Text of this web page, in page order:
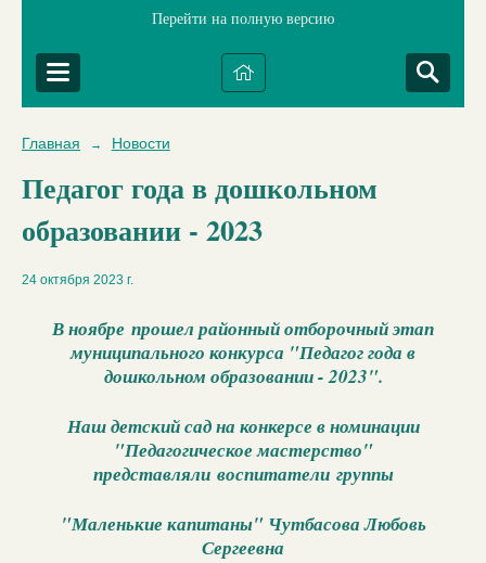
Перейти на полную версию
Главная → Новости
Педагог года в дошкольном
образовании - 2023
24 октября 2023 г.
В ноябре прошел районный отборочный этап
муниципального конкурса "Педагог года в
дошкольном образовании - 2023".
Наш детский сад на конкерсе в номинации
"Педагогическое мастерство"
представляли воспитатели группы
"Маленькие капитаны" Чутбасова Любовь
Сергеевна